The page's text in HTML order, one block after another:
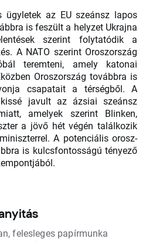
ügyletek az EU szeánsz lapos
is feszült a helyzet Ukrajna
szerint folytatódik a
A NATO szerint Oroszország
teremteni, amely katonai
Oroszország továbbra is
csapatait a térségből. A
javult az ázsiai szeánsz
amelyek szerint Blinken,
a jövő hét végén találkozik
A potenciális orosz-
is kulcsfontosságú tényező
felesleges papírmunka